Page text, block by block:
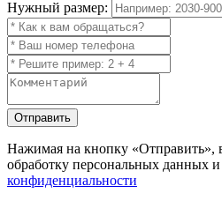
Нужный размер:
Отправить
Нажимая на кнопку «Отправить»,
обработку персональных данных и
конфиденциальности